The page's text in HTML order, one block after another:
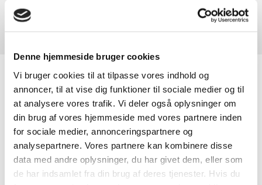
Denne hjemmeside bruger cookies
Vi bruger cookies til at tilpasse vores indhold og
annoncer, til at vise dig funktioner til sociale medier og til
at analysere vores trafik. Vi deler også oplysninger om
din brug af vores hjemmeside med vores partnere inden
for sociale medier, annonceringspartnere og
analysepartnere. Vores partnere kan kombinere disse
data med andre oplysninger, du har givet dem, eller som
de har indsamlet fra din brug af deres tjenester. Hvis du
JK-Genbrugscenter
Hos JK-Genbrugscenter handler vi primært med nye og
brugte døre og vinduer, men vi har også andre
byggematerialer. Vi har materialer med charme og
kvalitet til gode priser og noget til enhver smag.